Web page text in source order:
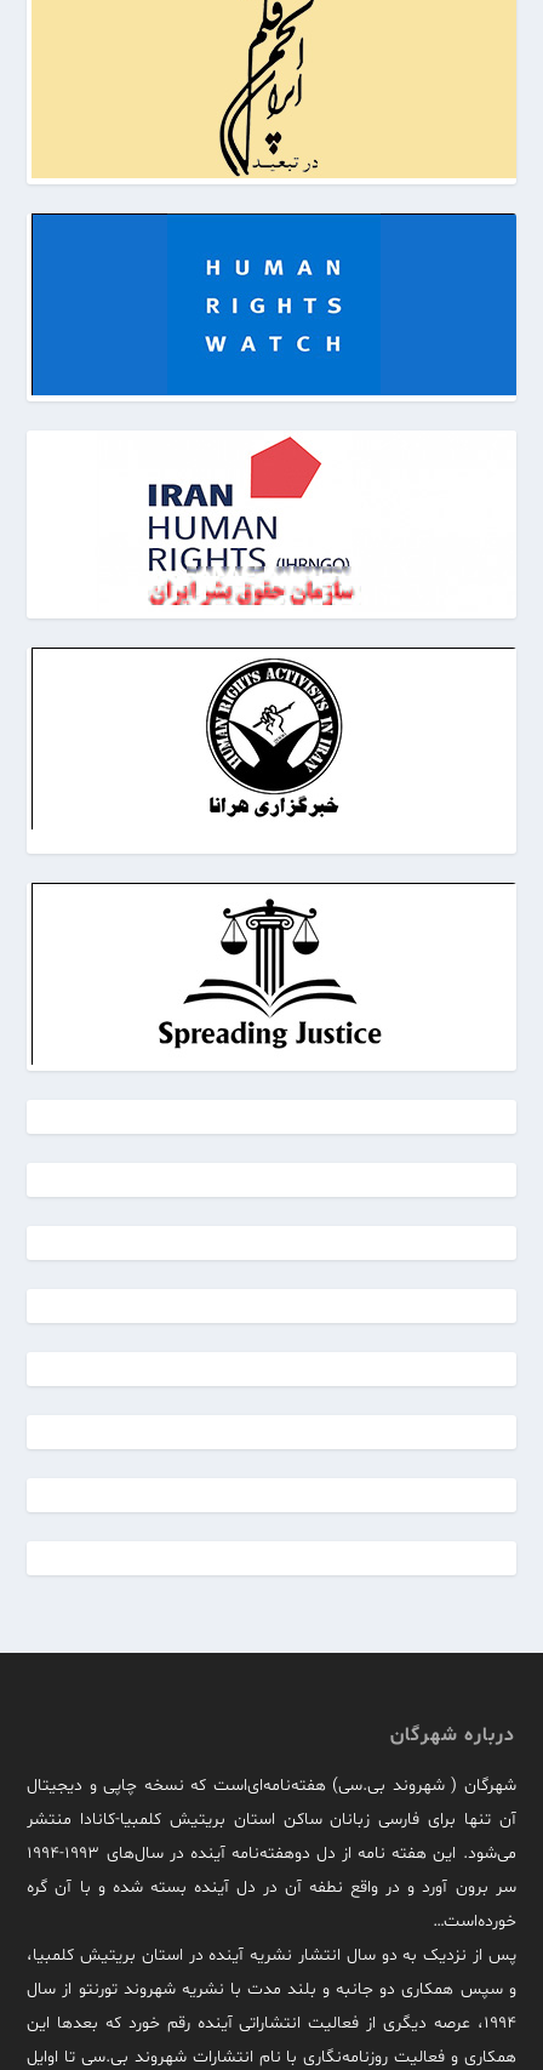
درباره شهرگان
شهرگان ( شهروند بی.سی) هفته‌نامه‌ای‌است که نسخه چاپی و دیجیتال
آن تنها برای فارسی زبانان ساکن استان بریتیش کلمبیا-کانادا منتشر
می‌شود. این هفته نامه از دل دوهفته‌نامه آینده در سال‌های ۱۹۹۳-۱۹۹۴
سر برون آورد و در واقع نطفه آن در دل آینده بسته شده و با آن گره
خورده‌است…
پس از نزدیک به دو سال انتشار نشریه آینده در استان بریتیش کلمبیا،
و سپس همکاری دو جانبه و بلند مدت با نشریه شهروند تورنتو از سال
۱۹۹۴، عرصه دیگری از فعالیت انتشاراتی آینده رقم خورد که بعدها این
همکاری و فعالیت روزنامه‌نگاری با نام انتشارات شهروند بی.سی تا اوایل